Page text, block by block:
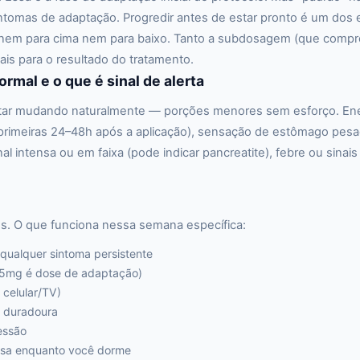
de adaptação. Progredir antes de estar pronto é um
para cima nem para baixo. Tanto a subdosagem (que
para o resultado do tratamento.
e o que é sinal de alerta
mudando naturalmente — porções menores sem esforço.
24–48h após a aplicação), sensação de estômago
intensa ou em faixa (pode indicar pancreatite), febre ou
O que funciona nessa semana específica:
sintoma persistente
é dose de adaptação)
TV)
enquanto você dorme